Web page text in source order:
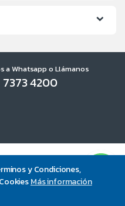
y Condiciones,
Más información
a Whatsapp o Llámanos
7373 4200